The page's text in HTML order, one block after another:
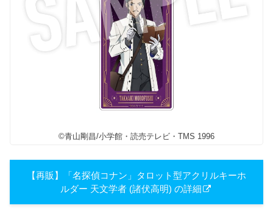
©青山剛昌/小学館・読売テレビ・TMS 1996
【再販】「名探偵コナン」タロット型アクリルキーホ
ルダー 天文学者 (諸伏高明) の詳細